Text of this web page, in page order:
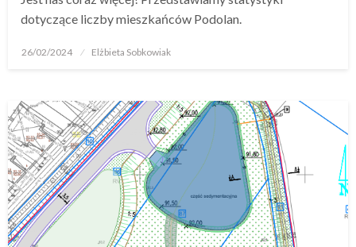
dotyczące liczby mieszkańców Podolan.
26/02/2024 Elżbieta Sobkowiak